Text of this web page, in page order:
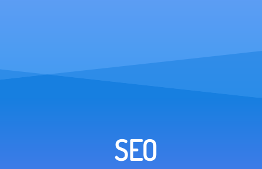
SEO